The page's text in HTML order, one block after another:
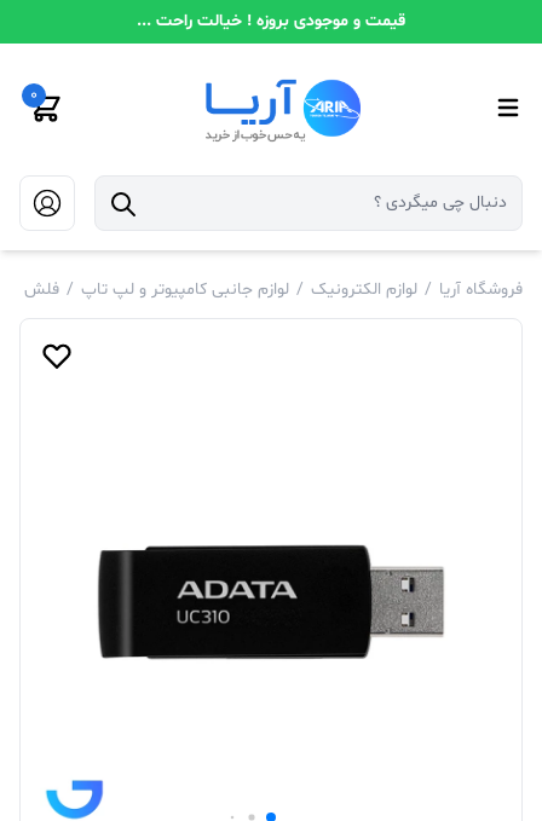
قیمت و موجودی بروزه ! خیالت راحت ...
0
فروشگاه آریا / لوازم الکترونیک / لوازم جانبی کامپیوتر و لپ تاپ / فلش و